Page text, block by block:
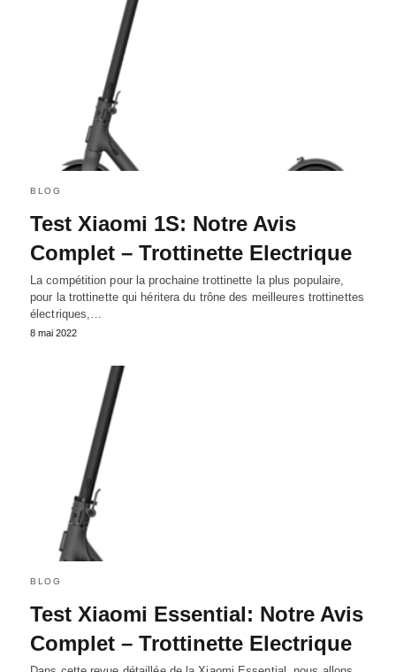
BLOG
Test Xiaomi 1S: Notre Avis
Complet – Trottinette Electrique
La compétition pour la prochaine trottinette la plus populaire,
pour la trottinette qui héritera du trône des meilleures trottinettes
électriques,…
8 mai 2022
BLOG
Test Xiaomi Essential: Notre Avis
Complet – Trottinette Electrique